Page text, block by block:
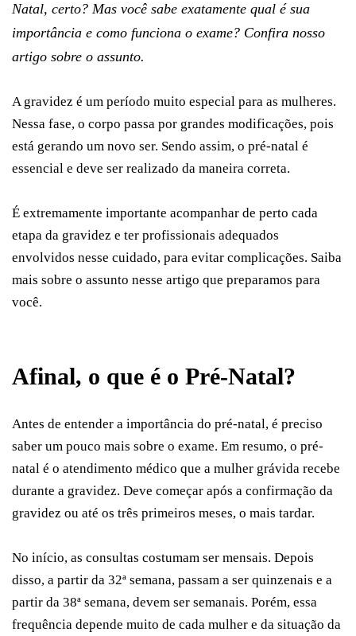
Natal, certo? Mas você sabe exatamente qual é sua
importância e como funciona o exame? Confira nosso
artigo sobre o assunto.
A gravidez é um período muito especial para as mulheres.
Nessa fase, o corpo passa por grandes modificações, pois
está gerando um novo ser. Sendo assim, o pré-natal é
essencial e deve ser realizado da maneira correta.
É extremamente importante acompanhar de perto cada
etapa da gravidez e ter profissionais adequados
envolvidos nesse cuidado, para evitar complicações. Saiba
mais sobre o assunto nesse artigo que preparamos para
você.
Afinal, o que é o Pré-Natal?
Antes de entender a importância do pré-natal, é preciso
saber um pouco mais sobre o exame. Em resumo, o pré-
natal é o atendimento médico que a mulher grávida recebe
durante a gravidez. Deve começar após a confirmação da
gravidez ou até os três primeiros meses, o mais tardar.
No início, as consultas costumam ser mensais. Depois
disso, a partir da 32ª semana, passam a ser quinzenais e a
partir da 38ª semana, devem ser semanais. Porém, essa
frequência depende muito de cada mulher e da situação da